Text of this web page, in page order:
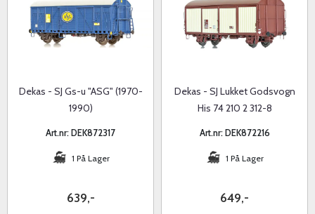
Dekas - SJ Gs-u "ASG" (1970-
1990)
Art.nr: DEK872317
1 På Lager
639,-
Dekas - SJ Lukket Godsvogn
His 74 210 2 312-8
Art.nr: DEK872216
1 På Lager
649,-